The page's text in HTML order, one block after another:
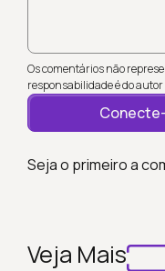
Os comentários não
responsabilidade é do
Seja o primeiro a
Veja Mais